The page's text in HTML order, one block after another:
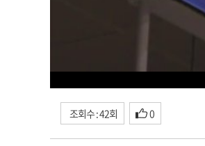
조회수 : 42회 0